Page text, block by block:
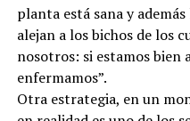
planta está sana y
alejan a los bichos de los
nosotros: si estamos bien
enfermamos”.
Otra estrategia, en un